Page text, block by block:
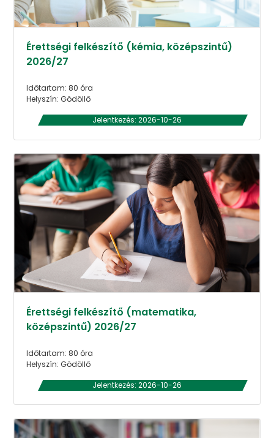
Érettségi felkészítő (kémia, középszintű)
2026/27
Időtartam: 80 óra
Helyszín: Gödöllő
Jelentkezés: 2026-10-26
Érettségi felkészítő (matematika,
középszintű) 2026/27
Időtartam: 80 óra
Helyszín: Gödöllő
Jelentkezés: 2026-10-26